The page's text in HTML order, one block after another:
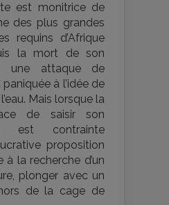
est monitrice de
des plus grandes
requins d’Afrique
la mort de son
une attaque de
à l’idée de
Mais lorsque la
de saisir son
est contrainte
proposition
à la recherche d’un
plonger avec un
de la cage de